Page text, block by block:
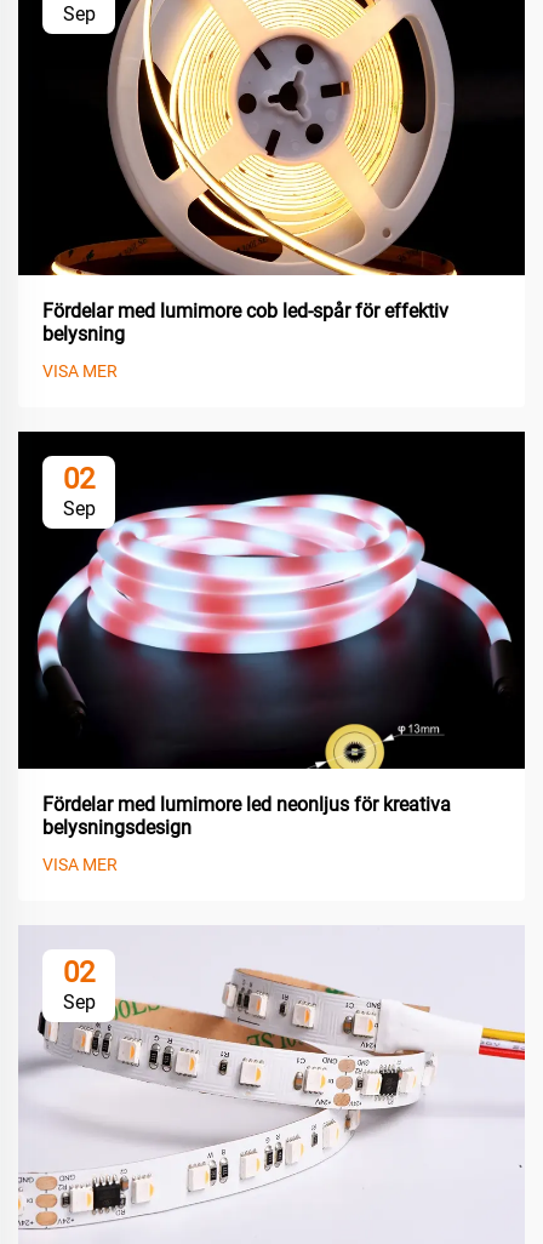
Sep
Fördelar med lumimore cob led-spår för effektiv
belysning
VISA MER
02
Sep
Fördelar med lumimore led neonljus för kreativa
belysningsdesign
VISA MER
02
Sep